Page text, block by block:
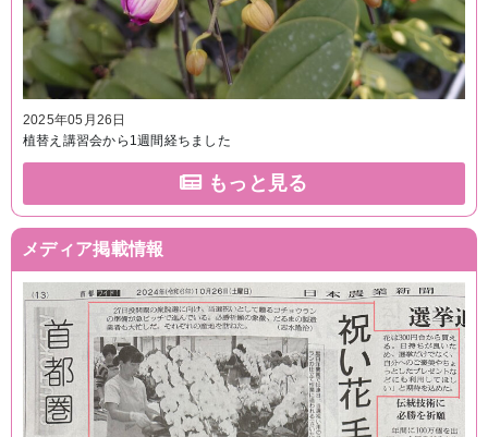
2025年05月26日
植替え講習会から1週間経ちました
もっと見る
メディア掲載情報